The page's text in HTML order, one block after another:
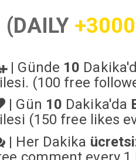
(DAILY +3000
| Günde 10
(100 free
| Gün 10 Dakika'da
(150 free likes
| Her Dakika